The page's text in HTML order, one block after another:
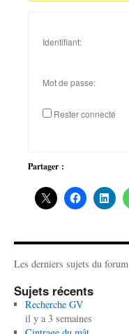
Identifiant:
Mot de passe:
Rester connecté
Partager :
Les derniers sujets du forum
Sujets récents
Recherche GV
il y a 3 semaines